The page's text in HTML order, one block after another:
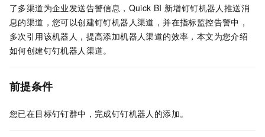
了多渠道为企业发送告警信息，Quick BI 新增钉钉机器人推送消
息的渠道，您可以创建钉钉机器人渠道，并在指标监控告警中，
多次引用该机器人，提高添加机器人渠道的效率，本文为您介绍
如何创建钉钉机器人渠道。
前提条件
您已在目标钉钉群中，完成钉钉机器人的添加。